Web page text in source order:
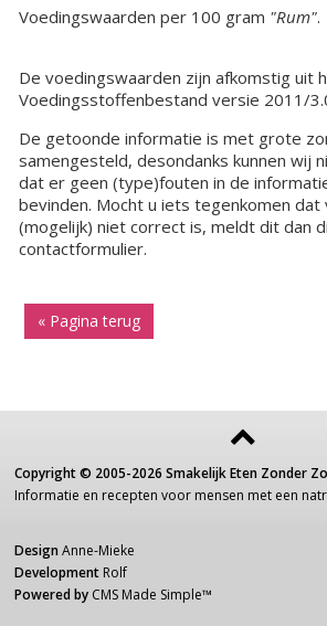
Voedingswaarden per 100 gram "Rum".
De voedingswaarden zijn afkomstig uit
Voedingsstoffenbestand versie 2011/
De getoonde informatie is met grote
samengesteld, desondanks kunnen wij
dat er geen (type)fouten in de
bevinden. Mocht u iets tegenkomen dat
(mogelijk) niet correct is, meldt dit dan
contactformulier.
« Pagina terug
Copyright © 2005-2026 Smakelijk Eten Zonder
Informatie en recepten voor mensen met een
Design Anne-Mieke
Development Rolf
Powered by CMS Made Simple™